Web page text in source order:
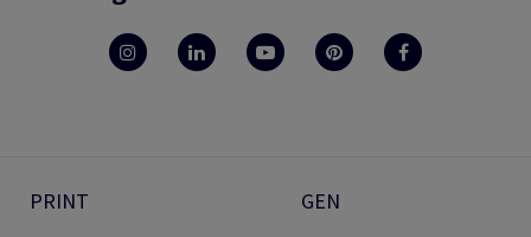
PRINT
GEN